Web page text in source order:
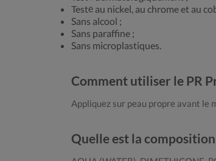
Testé au nickel, au chrome et au
Sans alcool ;
Sans paraffine ;
Sans microplastiques.
Comment utiliser le PR
Appliquez sur peau propre avant le
Quelle est la